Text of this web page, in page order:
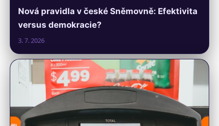
Nová pravidla v české Sněmovně: Efektivita
versus demokracie?
3. 7. 2026